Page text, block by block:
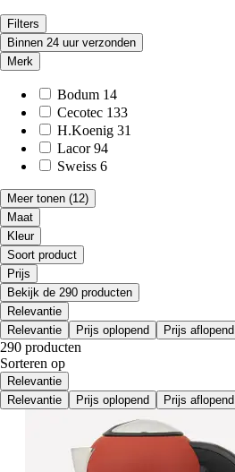
Filters
Binnen 24 uur verzonden
Merk
Bodum 14
Cecotec 133
H.Koenig 31
Lacor 94
Sweiss 6
Meer tonen (12)
Maat
Kleur
Soort product
Prijs
Bekijk de 290 producten
Relevantie
Relevantie
Prijs oplopend Prijs aflopend
290 producten
Sorteren op
Relevantie
Relevantie
Prijs oplopend Prijs aflopend